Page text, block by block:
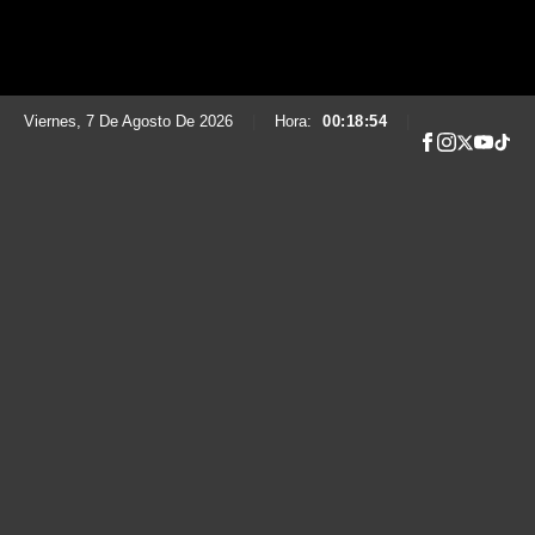
Viernes, 7 De Agosto De 2026 Hora: 00:18:55